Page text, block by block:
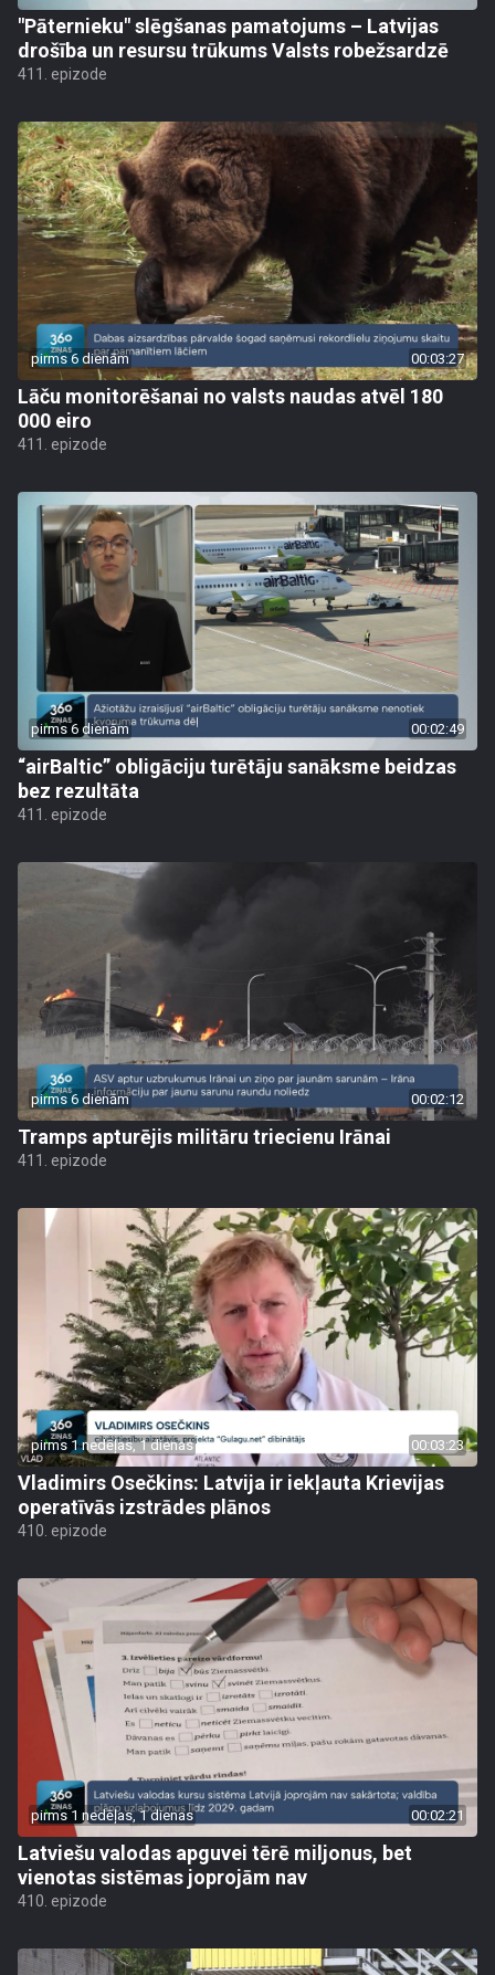
"Pāternieku" slēgšanas pamatojums – Latvijas
drošība un resursu trūkums Valsts robežsardzē
411. epizode
pirms 6 dienām 00:03:27
Lāču monitorēšanai no valsts naudas atvēl 180
000 eiro
411. epizode
pirms 6 dienām 00:02:49
“airBaltic” obligāciju turētāju sanāksme beidzas
bez rezultāta
411. epizode
pirms 6 dienām 00:02:12
Tramps apturējis militāru triecienu Irānai
411. epizode
pirms 1 nedēļas, 1 dienas 00:03:23
Vladimirs Osečkins: Latvija ir iekļauta Krievijas
operatīvās izstrādes plānos
410. epizode
pirms 1 nedēļas, 1 dienas 00:02:21
Latviešu valodas apguvei tērē miljonus, bet
vienotas sistēmas joprojām nav
410. epizode